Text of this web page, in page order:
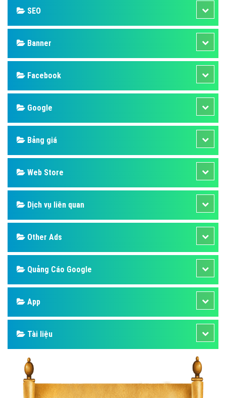
SEO
Banner
Facebook
Google
Bảng giá
Web Store
Dịch vụ liên quan
Other Ads
Quảng Cáo Google
App
Tài liệu